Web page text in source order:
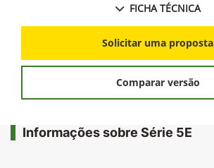
FICHA TÉCNICA
Solicitar uma proposta
Comparar versão
Informações sobre Série 5E